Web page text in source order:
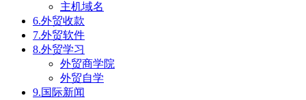
主机域名
6.外贸收款
7.外贸软件
8.外贸学习
外贸商学院
外贸自学
9.国际新闻